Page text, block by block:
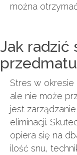
można
Jak radzić
Stres w okresie
ale nie może
jest
eliminacji.
opiera się na
ilość snu,